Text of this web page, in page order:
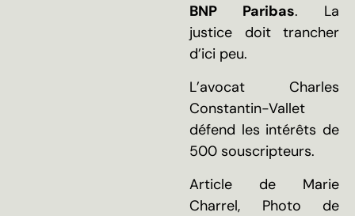
BNP Paribas. La
justice doit trancher
d’ici peu.
L’avocat Charles
Constantin-Vallet
défend les intérêts de
500 souscripteurs.
Article de Marie
Charrel, Photo de